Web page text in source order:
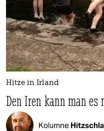
Hitze in Irland
Den Iren kann man
Kolumne